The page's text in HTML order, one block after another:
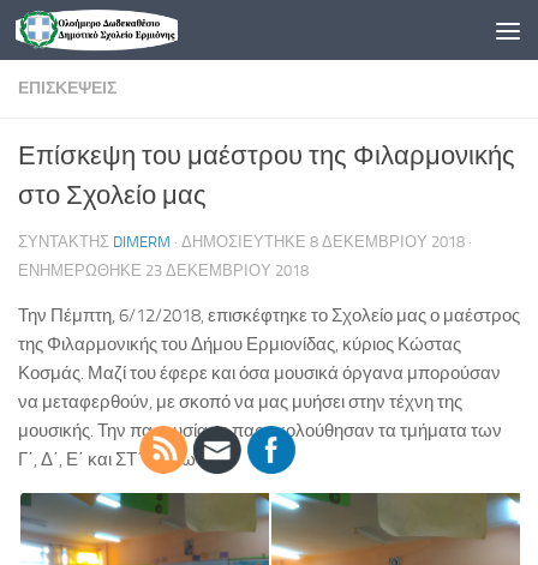
Skip to content
ΕΠΙΣΚΈΨΕΙΣ
Επίσκεψη του μαέστρου της Φιλαρμονικής
στο Σχολείο μας
ΣΥΝΤΆΚΤΗΣ DIMERM · ΔΗΜΟΣΙΕΎΤΗΚΕ 8 ΔΕΚΕΜΒΡΊΟΥ 2018 ·
ΕΝΗΜΕΡΏΘΗΚΕ 23 ΔΕΚΕΜΒΡΊΟΥ 2018
Την Πέμπτη, 6/12/2018, επισκέφτηκε το Σχολείο μας ο μαέστρος
της Φιλαρμονικής του Δήμου Ερμιονίδας, κύριος Κώστας
Κοσμάς. Μαζί του έφερε και όσα μουσικά όργανα μπορούσαν
να μεταφερθούν, με σκοπό να μας μυήσει στην τέχνη της
μουσικής. Την παρουσίαση παρακολούθησαν τα τμήματα των
Γ΄, Δ΄, Ε΄ και ΣΤ΄ τάξεων.